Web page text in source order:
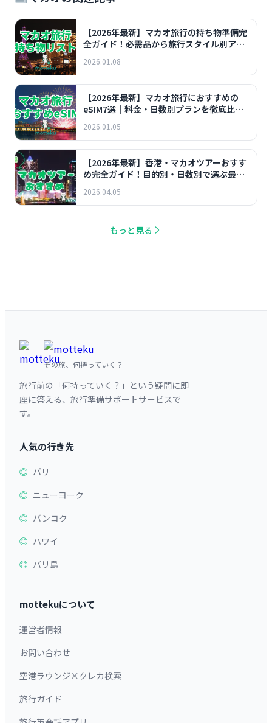
【2026年最新】マカオ旅行の持ち物準備完
全ガイド！必需品から旅行スタイル別アイ
2026.01.08
【2026年最新】マカオ旅行におすすめの
eSIM7選｜料金・日数別プランを徹底比
2026.01.05
【2026年最新】香港・マカオツアーおすす
め完全ガイド！目的別・日数別で選ぶ最強
2026.04.05
もっと見る
その旅、何持っていく？
旅行前の「何持っていく？」という疑問に即
座に答える、旅行準備サポートサービスで
す。
人気の行き先
パリ
ニューヨーク
バンコク
ハワイ
バリ島
mottekuについて
運営者情報
お問い合わせ
空港ラウンジ×クレカ検索
旅行ガイド